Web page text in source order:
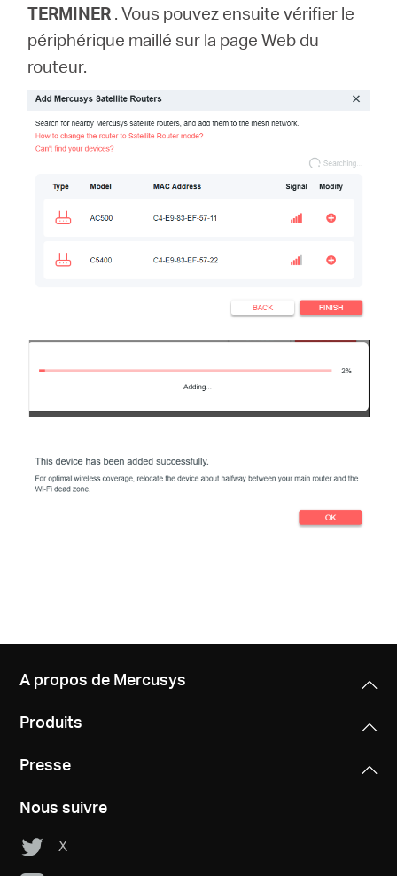
TERMINER . Vous pouvez ensuite vérifier le
périphérique maillé sur la page Web du
routeur.
A propos de Mercusys
Produits
Presse
Nous suivre
X